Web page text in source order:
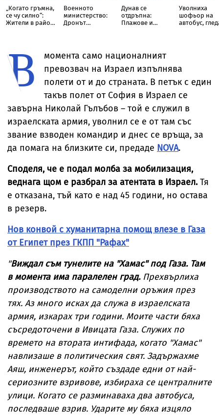
„Когато гръмна,
се чу силно“:
Жители в района
Военното
министерство:
Дронът
Дунав се
отдръпна:
Плажове и
Уволниха
шофьор на
автобус,
В
момента само националният
превозвач на Израел изпълнява
полети от и до страната. В петък с един
такъв полет от София в Израел се
завърна Николай Гълъбов – той е служил в
израелската армия, уволнил се е от там със
звание взводен командир и днес се връща, за
да помага на близките си, предаде NOVA.
Споделя, че е подал молба за мобилизация,
веднага щом е разбрал за атентата в Израел.Тя
е отказана, тъй като е над 45 години, но остава
в резерв.
Нов конвой с хуманитарна помощ влезе в Газа
от Египет през ГКПП "Рафах"
"Виждал съм тунелите на "Хамас" под Газа. Там
в момента има паралелен град.Прехвърлиха
производството на самоделни оръжия през
тях. Аз много исках да служа в израелската
армия, изкарах три години. Моите части бяха
съсредоточени в Ивицата Газа. Служих по
времето на втората интифада, когато "Хамас"
навлизаше в политическия свят. Задържахме
Аяш, инженерът, който създаде едни от най-
сериозните взривове, избираха се централните
улици. Когато се разминаваха два автобуса,
последваше взрив. Ударите му бяха изцяло